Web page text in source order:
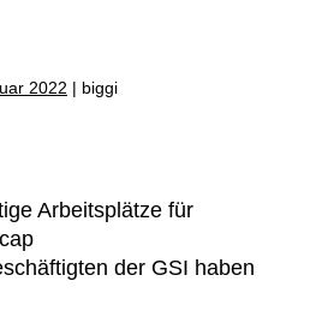
2022 | biggi
Arbeitsplätze für
der GSI haben